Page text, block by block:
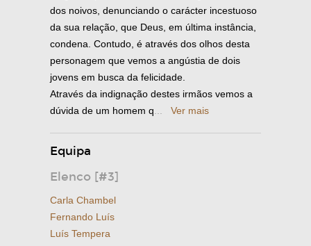
dos noivos, denunciando o carácter incestuoso
da sua relação, que Deus, em última instância,
condena. Contudo, é através dos olhos desta
personagem que vemos a angústia de dois
jovens em busca da felicidade.
Através da indignação destes irmãos vemos a
dúvida de um homem q
Ver mais
Equipa
Elenco [#3]
Carla Chambel
Fernando Luís
Luís Tempera